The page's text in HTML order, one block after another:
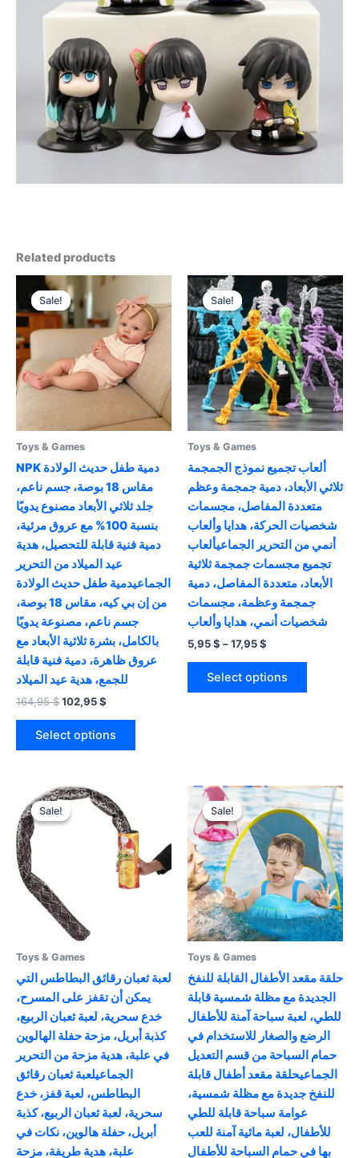
Related products
Sale!
Sale!
Toys & Games
NPK دمية طفل حديث الولادة
مقاس 18 بوصة، جسم ناعم،
جلد ثلاثي الأبعاد مصنوع يدويًا
بنسبة 100% مع عروق مرئية،
دمية فنية قابلة للتحصيل، هدية
عيد الميلاد من التحرير
الجماعيدمية طفل حديث الولادة
من إن بي كيه، مقاس 18 بوصة،
جسم ناعم، مصنوعة يدويًا
بالكامل، بشرة ثلاثية الأبعاد مع
عروق ظاهرة، دمية فنية قابلة
للجمع، هدية عيد الميلاد
164,95$Original
was:
164,95 $.
102,95$
102,95 $.
Select options
This
options
may
be
page
Sale!
Sale!
Toys & Games
ألعاب تجميع نموذج الجمجمة
ثلاثي الأبعاد، دمية جمجمة وعظم
متعددة المفاصل، مجسمات
شخصيات الحركة، هدايا وألعاب
أنمي من التحرير الجماعيألعاب
تجميع مجسمات جمجمة ثلاثية
الأبعاد، متعددة المفاصل، دمية
جمجمة وعظمة، مجسمات
شخصيات أنمي، هدايا وألعاب
5,95$ –17,95$
through
Select options
This
may
be
chosen
on
the
product
page
Sale!
Sale!
Toys & Games
لعبة ثعبان رقائق البطاطس التي
يمكن أن تقفز على المسرح،
خدع سحرية، لعبة ثعبان الربيع،
كذبة أبريل، مزحة حفلة الهالوين
في علبة، هدية مزحة من التحرير
الجماعيلعبة ثعبان رقائق
البطاطس، لعبة قفز، خدع
سحرية، لعبة ثعبان الربيع، كذبة
أبريل، حفلة هالوين، نكات في
علبة، هدية طريفة، مزحة
Sale!
Sale!
Toys & Games
حلقة مقعد الأطفال القابلة للنفخ
الجديدة مع مظلة شمسية قابلة
للطي، لعبة سباحة آمنة للأطفال
الرضع والصغار للاستخدام في
حمام السباحة من قسم التعديل
الجماعيحلقة مقعد أطفال قابلة
للنفخ جديدة مع مظلة شمسية،
عوامة سباحة قابلة للطي
للأطفال، لعبة مائية آمنة للعب
بها في حمام السباحة للأطفال